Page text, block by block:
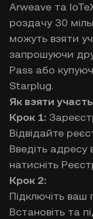
Arweave та
роздачу 30
можуть взяти
запрошуючи
Pass або
Starplug.
Як взяти
Крок 1:
Відвідайте
Введіть
натисніть
Крок 2:
Підключіть ваш
Встановіть та